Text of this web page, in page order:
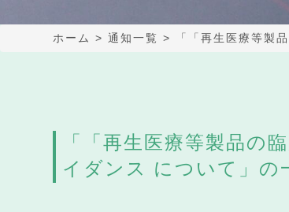
ホーム > 通知一覧 > 「「再生医療等製
「「再生医療等製品の
イダンス について」の